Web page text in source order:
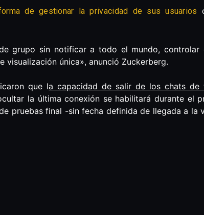
de gestionar la privacidad de sus usuarios
grupo sin notificar a todo el mundo, controlar
visualización única», anunció Zuckerberg.
que la capacidad de salir de los chats de
la última conexión se habilitará durante el
pruebas final -sin fecha definida de llegada a la